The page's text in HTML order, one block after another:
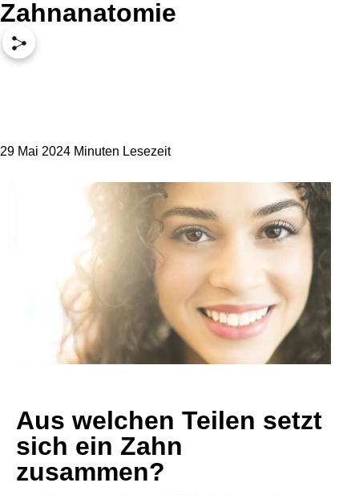
Zahnanatomie
29 Mai 2024 Minuten Lesezeit
Aus welchen Teilen setzt
sich ein Zahn
zusammen?